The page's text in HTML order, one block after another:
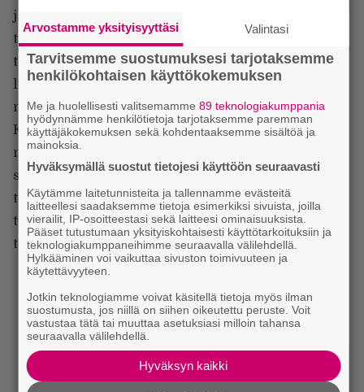
ja se on visuaalisesti lattea, eikä sitä ei auta huonot
tietokonegrafiikat. Newman ei pysty liikuttamaan
tarinaa soljuvasti, vaan se pysähtelee ja lähtee taas
liikkeelle ontuvasti, vähän kuin vanhan Ladan
mäkilähtö.
KirjanaSuon villi lauluon varmasti
mielenkiintoinen, mutta elokuva on hyvä todiste
siitä, että kyseessä on kaksi täysin erilaista
taidemuotoa. Kirjassa Kyan tunteita voi kuvailla ja
tapahtumiin voi käyttää aikaa, mutta elokuvassa
tarinaa on jo vähän liikaakin.
Arvostamme yksityisyyttäsi Valintasi
Tarvitsemme suostumuksesi tarjotaksemme
henkilökohtaisen käyttökokemuksen
Me ja huolellisesti valitsemamme 89 teknologiakumppania
hyödynnämme henkilötietoja tarjotaksemme paremman
käyttäjäkokemuksen sekä kohdentaaksemme sisältöä ja
mainoksia.
Hyväksymällä suostut tietojesi käyttöön seuraavasti
Käytämme laitetunnisteita ja tallennamme evästeitä
laitteellesi saadaksemme tietoja esimerkiksi sivuista, joilla
vierailit, IP-osoitteestasi sekä laitteesi ominaisuuksista.
Pääset tutustumaan yksityiskohtaisesti käyttötarkoituksiin ja
teknologiakumppaneihimme seuraavalla välilehdellä.
Hylkääminen voi vaikuttaa sivuston toimivuuteen ja
käytettävyyteen.
Jotkin teknologiamme voivat käsitellä tietoja myös ilman
suostumusta, jos niillä on siihen oikeutettu peruste. Voit
vastustaa tätä tai muuttaa asetuksiasi milloin tahansa
seuraavalla välilehdellä.
Hyväksyn kaikki